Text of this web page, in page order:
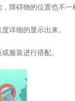
障碍物的位置也不一
详细的显示出来。
服装进行搭配。